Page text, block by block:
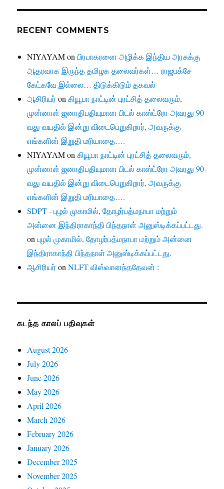
RECENT COMMENTS
NIYAYAMonபிரபாகரனை அழிக்க இந்திய அரசுக்கு
ஆதரவாக இருந்த தமிழக தலைவர்கள்… ராஜபக்சே
கேட்கவே இல்லை… திடுக்கிடும் தகவல்
ஆசிரியர்onகியூபா நாட்டின் புரட்சித் தலைவரும்,
முன்னாள் ஜனாதிபதியுமான பிடல் காஸ்ட்ரோ அவரது 90-
வது வயதில் இன்று விடைபெறுகிறார், அவருக்கு
எங்களின் இறுதி மரியாதை….
NIYAYAMonகியூபா நாட்டின் புரட்சித் தலைவரும்,
முன்னாள் ஜனாதிபதியுமான பிடல் காஸ்ட்ரோ அவரது 90-
வது வயதில் இன்று விடைபெறுகிறார், அவருக்கு
எங்களின் இறுதி மரியாதை….
SDPT - புழல் முகாமில், தோழர்பத்மநாபா மற்றும்
அன்னை இந்திராகாந்தி பிந்தநாள் அனுஸ்டிக்கப்பட்டது.
onபுழல் முகாமில், தோழர்பத்மநாபா மற்றும் அன்னை
இந்திராகாந்தி பிந்தநாள் அனுஸ்டிக்கப்பட்டது.
ஆசிரியர்onNLFT விஸ்வானந்ததேவன் :
கடந்த காலப் பதிவுகள்
August 2026
July 2026
June 2026
May 2026
April 2026
March 2026
February 2026
January 2026
December 2025
November 2025